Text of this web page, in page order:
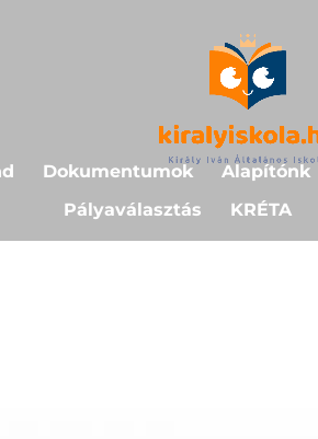
Dokumentumok Alapítónk
Pályaválasztás
KRÉTA